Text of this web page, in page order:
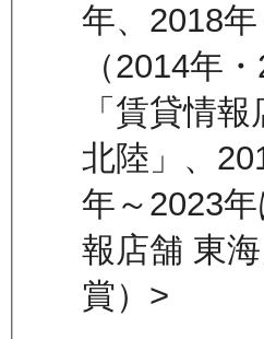
年、2018
（2014年
「賃貸情
北陸」、
年～2023
報店舗 東
賞）>